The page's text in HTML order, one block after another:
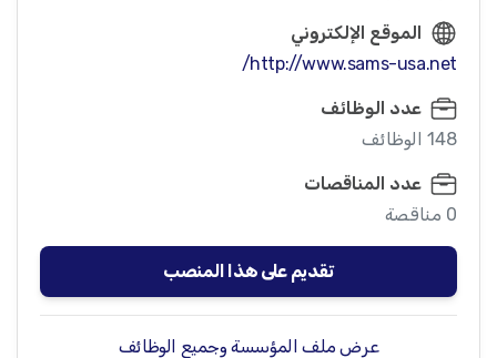
الموقع الإلكتروني
http://www.sams-usa.net/
عدد الوظائف
148 الوظائف
عدد المناقصات
0 مناقصة
تقديم على هذا المنصب
عرض ملف المؤسسة وجميع الوظائف